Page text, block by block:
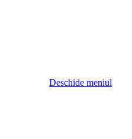
Deschide meniul